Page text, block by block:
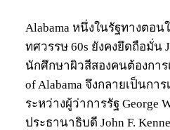
Alabama หนึ่งในรัฐทางตอ
ทศวรรษ 60s ยังคงยึดถือมั่น
นักศึกษาผิวสีสองคนต้องกา
of Alabama จึงกลายเป็นก
ระหว่างผู้ว่าการรัฐ George
ประธานาธิบดี John F.